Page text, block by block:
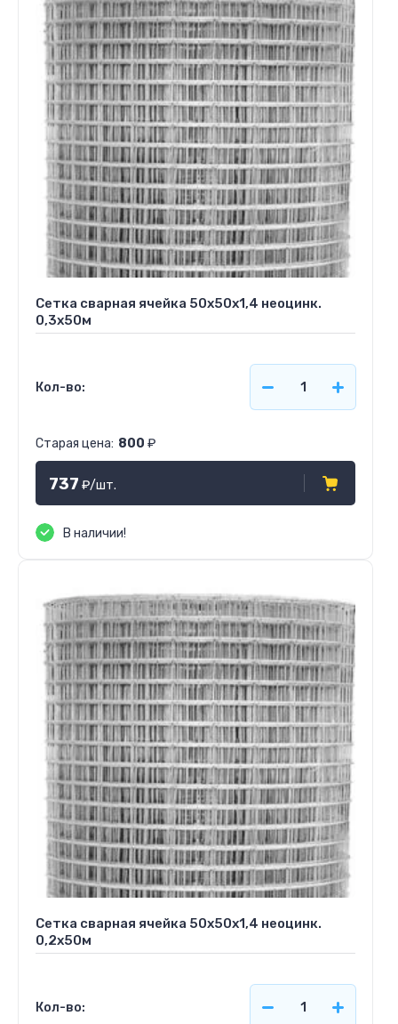
Сетка сварная ячейка 50х50х1,4 неоцинк.
0,3х50м
Кол-во:
Старая цена: 800 ₽
737 ₽/шт.
В наличии!
Сетка сварная ячейка 50х50х1,4 неоцинк.
0,2х50м
Кол-во: